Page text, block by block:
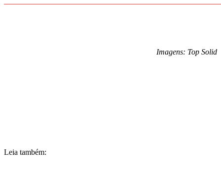
Imagens: Top Solid
Leia também: